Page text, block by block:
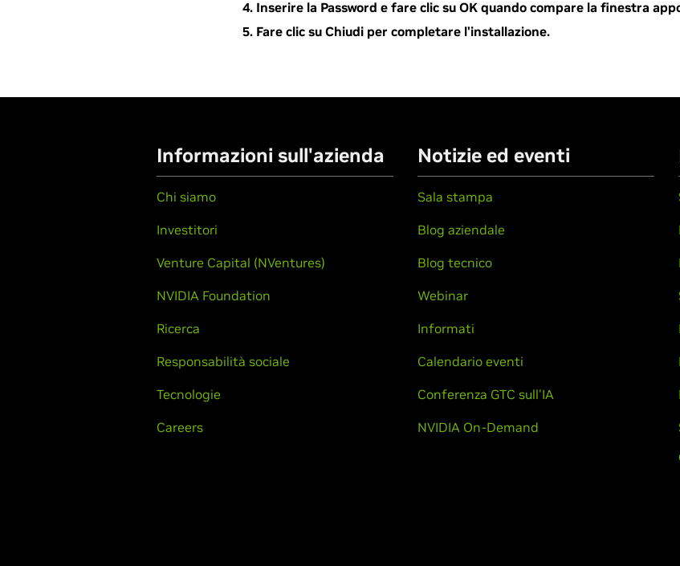
Inserire la Password e fare clic su OK quando compare la finestra
Fare clic su Chiudi per completare l'installazione.
Informazioni sull'azienda
Chi siamo
Investitori
Venture Capital (NVentures)
NVIDIA Foundation
Ricerca
Responsabilità sociale
Tecnologie
Careers
Notizie ed eventi
Sala stampa
Blog aziendale
Blog tecnico
Webinar
Informati
Calendario eventi
Conferenza GTC sull'IA
NVIDIA On-Demand